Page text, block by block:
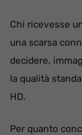
Chi ricevesse
una scarsa
decidere,
la qualità
HD.
Per quanto